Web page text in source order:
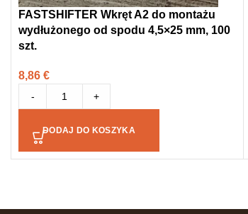
FASTSHIFTER Wkręt A2 do montażu
wydłużonego od spodu 4,5×25 mm, 100
szt.
8,86 €
- +
DODAJ DO KOSZYKA